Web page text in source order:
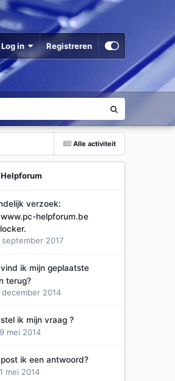
in Registreren
Alle activiteit
verzoek:
helpforum.be
september 2017
ik mijn geplaatste
terug?
december 2014
stel ik mijn vraag ?
mei 2014
ik een antwoord?
mei 2014